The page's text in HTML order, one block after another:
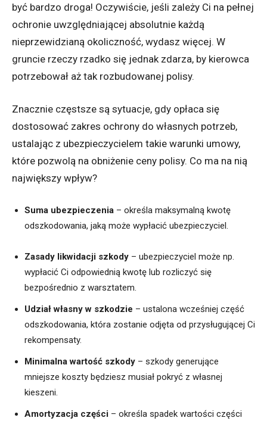
być bardzo droga! Oczywiście, jeśli zależy Ci na pełnej
ochronie uwzględniającej absolutnie każdą
nieprzewidzianą okoliczność, wydasz więcej. W
gruncie rzeczy rzadko się jednak zdarza, by kierowca
potrzebował aż tak rozbudowanej polisy.
Znacznie częstsze są sytuacje, gdy opłaca się
dostosować zakres ochrony do własnych potrzeb,
ustalając z ubezpieczycielem takie warunki umowy,
które pozwolą na obniżenie ceny polisy. Co ma na nią
największy wpływ?
Suma ubezpieczenia – określa maksymalną kwotę
odszkodowania, jaką może wypłacić ubezpieczyciel.
Zasady likwidacji szkody – ubezpieczyciel może np.
wypłacić Ci odpowiednią kwotę lub rozliczyć się
bezpośrednio z warsztatem.
Udział własny w szkodzie – ustalona wcześniej część
odszkodowania, która zostanie odjęta od przysługującej Ci
rekompensaty.
Minimalna wartość szkody – szkody generujące
mniejsze koszty będziesz musiał pokryć z własnej
kieszeni.
Amortyzacja części – określa spadek wartości części